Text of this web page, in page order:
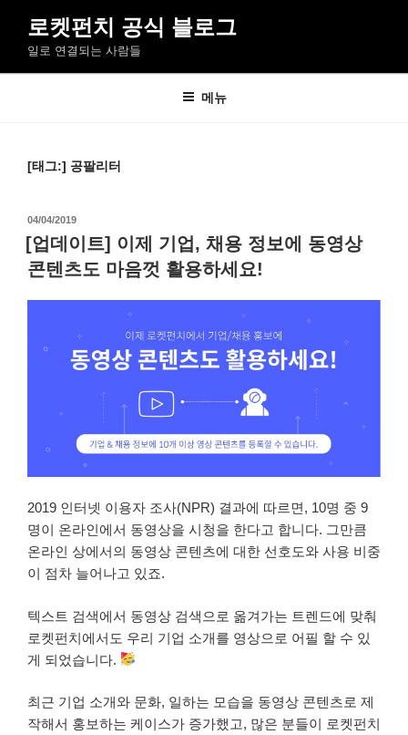
로
로켓펀치 공식 블로그
일로 연결되는 사람들
메뉴
[태그:] 공팔리터
작
성
일
자
04/04/2019
[업데이트] 이제 기업, 채용 정보에 동영상
콘텐츠도 마음껏 활용하세요!
2019 인터넷 이용자 조사(NPR) 결과에 따르면, 10명 중 9
명이 온라인에서 동영상을 시청을 한다고 합니다. 그만큼
온라인 상에서의 동영상 콘텐츠에 대한 선호도와 사용 비중
이 점차 늘어나고 있죠.
텍스트 검색에서 동영상 검색으로 옮겨가는 트렌드에 맞춰
로켓펀치에서도 우리 기업 소개를 영상으로 어필 할 수 있
게 되었습니다.
최근 기업 소개와 문화, 일하는 모습을 동영상 콘텐츠로 제
작해서 홍보하는 케이스가 증가했고, 많은 분들이 로켓펀치